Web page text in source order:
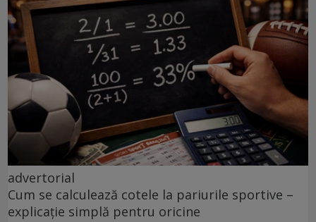
advertorial
Cum se calculează cotele la pariurile sportive –
explicație simplă pentru oricine